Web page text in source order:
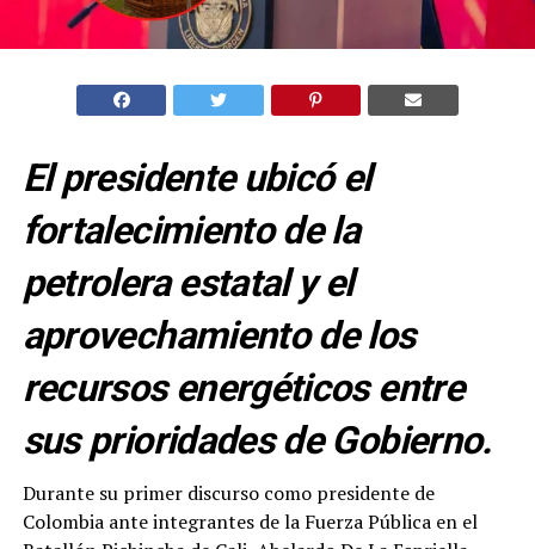
El presidente ubicó el
fortalecimiento de la
petrolera estatal y el
aprovechamiento de los
recursos energéticos entre
sus prioridades de Gobierno.
Durante su primer discurso como presidente de
Colombia ante integrantes de la Fuerza Pública en el